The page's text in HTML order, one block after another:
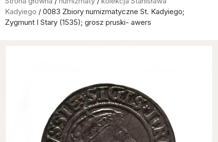
Kadyiego / 0083 Zbiory numizmatyczne St. Kadyiego;
Zygmunt I Stary (1535); grosz pruski- awers